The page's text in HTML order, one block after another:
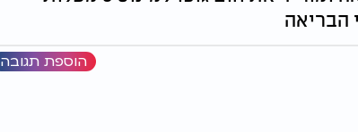
הבריאה
הוספת תגובה